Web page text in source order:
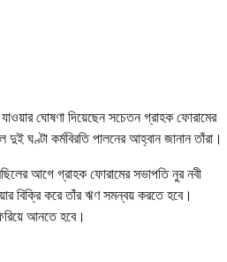
ঘোষণা দিয়েছেন সচেতন গ্রাহক ফোরামের
দুই ঘণ্টা কর্মবিরতি পালনের আহ্বান জানান তাঁরা।
আগে গ্রাহক ফোরামের সভাপতি নুর নবী
বিক্রি করে তাঁর ঋণ সমন্বয় করতে হবে।
আনতে হবে।